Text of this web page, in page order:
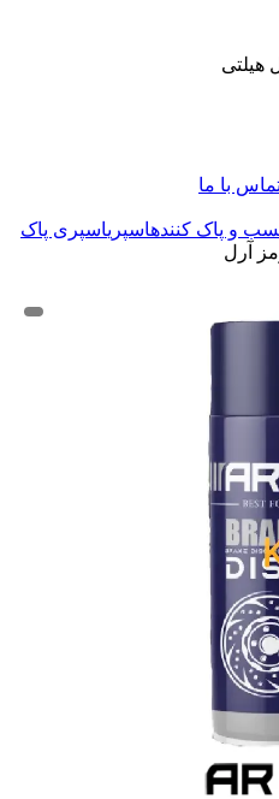
هیلتی
با ما
و پاک کنندهاسپریاسپری پاک
آرل